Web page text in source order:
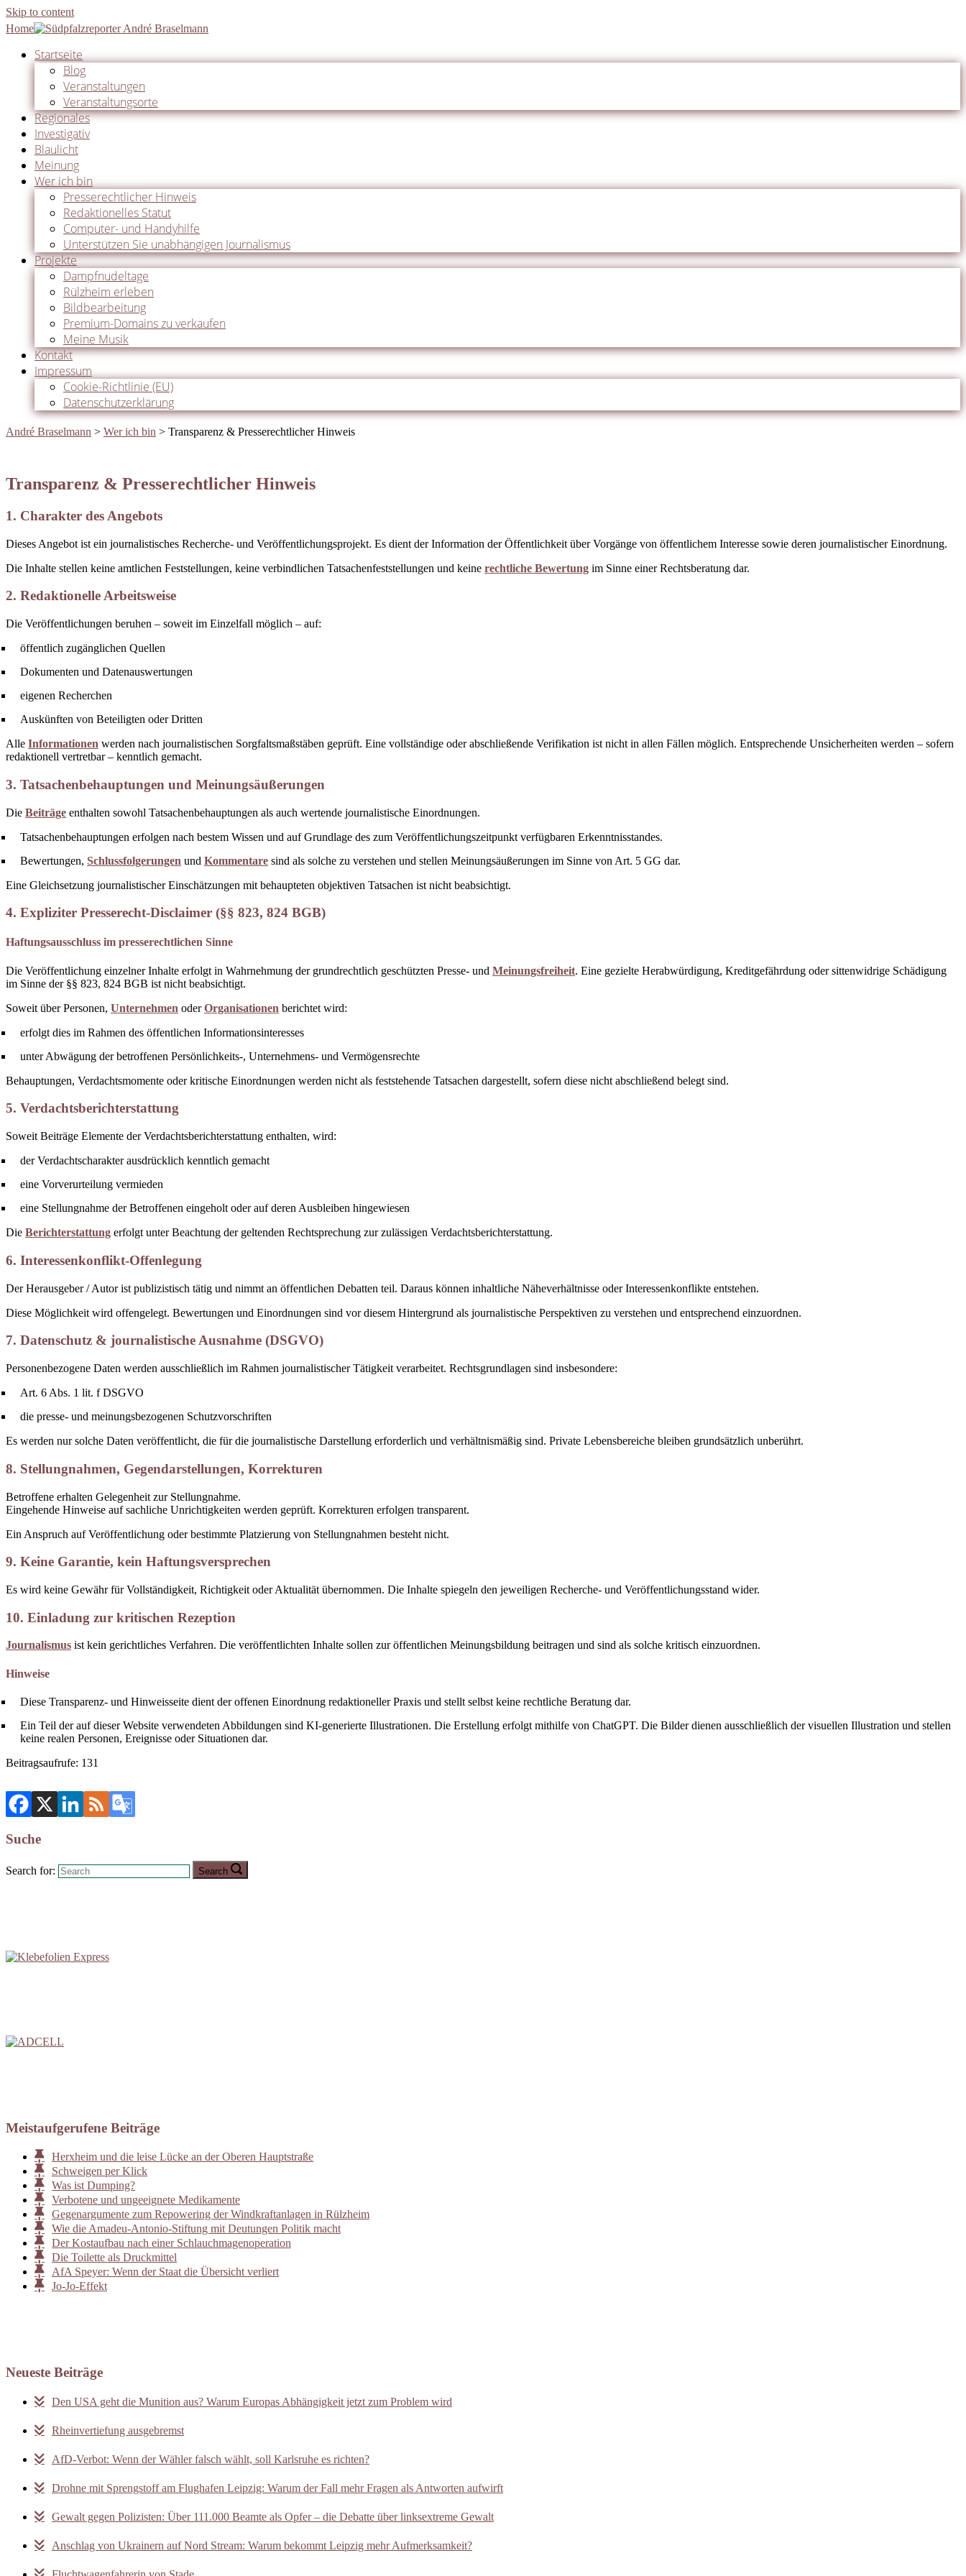
Skip to content
Home
Startseite
Blog
Veranstaltungen
Veranstaltungsorte
Regionales
Investigativ
Blaulicht
Meinung
Wer ich bin
Presserechtlicher Hinweis
Redaktionelles Statut
Computer- und Handyhilfe
Unterstützen Sie unabhängigen Journalismus
Projekte
Dampfnudeltage
Rülzheim erleben
Bildbearbeitung
Premium-Domains zu verkaufen
Meine Musik
Kontakt
Impressum
Cookie-Richtlinie (EU)
Datenschutzerklärung
André Braselmann > Wer ich bin > Transparenz & Presserechtlicher Hinweis
Transparenz & Presserechtlicher Hinweis
1. Charakter des Angebots
Dieses Angebot ist ein journalistisches Recherche- und Veröffentlichungsprojekt. Es dient der Information der Öffentlichkeit über Vorgänge von öffentlichem Interesse sowie deren journalistischer Einordnung.
Die Inhalte stellen keine amtlichen Feststellungen, keine verbindlichen Tatsachenfeststellungen und keine rechtliche Bewertung im Sinne einer Rechtsberatung dar.
2. Redaktionelle Arbeitsweise
Die Veröffentlichungen beruhen – soweit im Einzelfall möglich – auf:
öffentlich zugänglichen Quellen
Dokumenten und Datenauswertungen
eigenen Recherchen
Auskünften von Beteiligten oder Dritten
Alle Informationen werden nach journalistischen Sorgfaltsmaßstäben geprüft. Eine vollständige oder abschließende Verifikation ist nicht in allen Fällen möglich. Entsprechende Unsicherheiten werden – sofern
redaktionell vertretbar – kenntlich gemacht.
3. Tatsachenbehauptungen und Meinungsäußerungen
Die Beiträge enthalten sowohl Tatsachenbehauptungen als auch wertende journalistische Einordnungen.
Tatsachenbehauptungen erfolgen nach bestem Wissen und auf Grundlage des zum Veröffentlichungszeitpunkt verfügbaren Erkenntnisstandes.
Bewertungen, Schlussfolgerungen und Kommentare sind als solche zu verstehen und stellen Meinungsäußerungen im Sinne von Art. 5 GG dar.
Eine Gleichsetzung journalistischer Einschätzungen mit behaupteten objektiven Tatsachen ist nicht beabsichtigt.
4. Expliziter Presserecht-Disclaimer (§§ 823, 824 BGB)
Haftungsausschluss im presserechtlichen Sinne
Die Veröffentlichung einzelner Inhalte erfolgt in Wahrnehmung der grundrechtlich geschützten Presse- und Meinungsfreiheit. Eine gezielte Herabwürdigung, Kreditgefährdung oder sittenwidrige Schädigung
im Sinne der §§ 823, 824 BGB ist nicht beabsichtigt.
Soweit über Personen, Unternehmen oderOrganisationen berichtet wird:
erfolgt dies im Rahmen des öffentlichen Informationsinteresses
unter Abwägung der betroffenen Persönlichkeits-, Unternehmens- und Vermögensrechte
Behauptungen, Verdachtsmomente oder kritische Einordnungen werden nicht als feststehende Tatsachen dargestellt, sofern diese nicht abschließend belegt sind.
5. Verdachtsberichterstattung
Soweit Beiträge Elemente der Verdachtsberichterstattung enthalten, wird:
der Verdachtscharakter ausdrücklich kenntlich gemacht
eine Vorverurteilung vermieden
eine Stellungnahme der Betroffenen eingeholt oder auf deren Ausbleiben hingewiesen
Die Berichterstattung erfolgt unter Beachtung der geltenden Rechtsprechung zur zulässigen Verdachtsberichterstattung.
6. Interessenkonflikt-Offenlegung
Der Herausgeber / Autor ist publizistisch tätig und nimmt an öffentlichen Debatten teil. Daraus können inhaltliche Näheverhältnisse oder Interessenkonflikte entstehen.
Diese Möglichkeit wird offengelegt. Bewertungen und Einordnungen sind vor diesem Hintergrund als journalistische Perspektiven zu verstehen und entsprechend einzuordnen.
7. Datenschutz & journalistische Ausnahme (DSGVO)
Personenbezogene Daten werden ausschließlich im Rahmen journalistischer Tätigkeit verarbeitet. Rechtsgrundlagen sind insbesondere:
Art. 6 Abs. 1 lit. f DSGVO
die presse- und meinungsbezogenen Schutzvorschriften
Es werden nur solche Daten veröffentlicht, die für die journalistische Darstellung erforderlich und verhältnismäßig sind. Private Lebensbereiche bleiben grundsätzlich unberührt.
8. Stellungnahmen, Gegendarstellungen, Korrekturen
Betroffene erhalten Gelegenheit zur Stellungnahme.
Eingehende Hinweise auf sachliche Unrichtigkeiten werden geprüft. Korrekturen erfolgen transparent.
Ein Anspruch auf Veröffentlichung oder bestimmte Platzierung von Stellungnahmen besteht nicht.
9. Keine Garantie, kein Haftungsversprechen
Es wird keine Gewähr für Vollständigkeit, Richtigkeit oder Aktualität übernommen. Die Inhalte spiegeln den jeweiligen Recherche- und Veröffentlichungsstand wider.
10. Einladung zur kritischen Rezeption
Journalismus ist kein gerichtliches Verfahren. Die veröffentlichten Inhalte sollen zur öffentlichen Meinungsbildung beitragen und sind als solche kritisch einzuordnen.
Hinweise
Diese Transparenz- und Hinweisseite dient der offenen Einordnung redaktioneller Praxis und stellt selbst keine rechtliche Beratung dar.
Ein Teil der auf dieser Website verwendeten Abbildungen sind KI-generierte Illustrationen. Die Erstellung erfolgt mithilfe von ChatGPT. Die Bilder dienen ausschließlich der visuellen Illustration und stellen
keine realen Personen, Ereignisse oder Situationen dar.
Beitragsaufrufe: 131
Suche
Search for: Search
Meistaufgerufene Beiträge
Herxheim und die leise Lücke an der Oberen Hauptstraße
Schweigen per Klick
Was ist Dumping?
Verbotene und ungeeignete Medikamente
Gegenargumente zum Repowering der Windkraftanlagen in Rülzheim
Wie die Amadeu-Antonio-Stiftung mit Deutungen Politik macht
Der Kostaufbau nach einer Schlauchmagenoperation
Die Toilette als Druckmittel
AfA Speyer: Wenn der Staat die Übersicht verliert
Jo-Jo-Effekt
Neueste Beiträge
Den USA geht die Munition aus? Warum Europas Abhängigkeit jetzt zum Problem wird
Rheinvertiefung ausgebremst
AfD-Verbot: Wenn der Wähler falsch wählt, soll Karlsruhe es richten?
Drohne mit Sprengstoff am Flughafen Leipzig: Warum der Fall mehr Fragen als Antworten aufwirft
Gewalt gegen Polizisten: Über 111.000 Beamte als Opfer – die Debatte über linksextreme Gewalt
Anschlag von Ukrainern auf Nord Stream: Warum bekommt Leipzig mehr Aufmerksamkeit?